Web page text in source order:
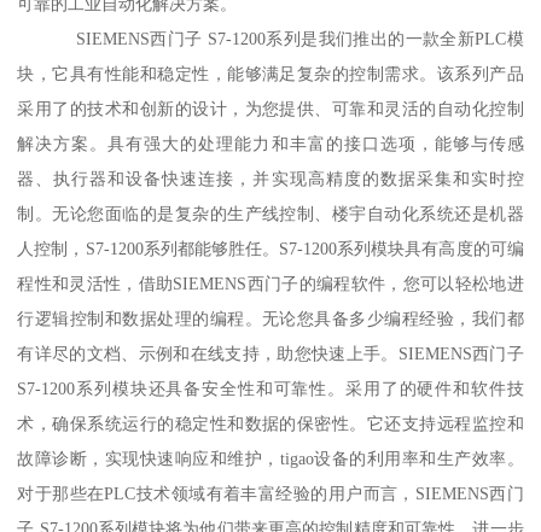
可靠的工业自动化解决方案。
SIEMENS西门子 S7-1200系列是我们推出的一款全新PLC模
块，它具有性能和稳定性，能够满足复杂的控制需求。该系列产品
采用了的技术和创新的设计，为您提供、可靠和灵活的自动化控制
解决方案。具有强大的处理能力和丰富的接口选项，能够与传感
器、执行器和设备快速连接，并实现高精度的数据采集和实时控
制。无论您面临的是复杂的生产线控制、楼宇自动化系统还是机器
人控制，S7-1200系列都能够胜任。S7-1200系列模块具有高度的可编
程性和灵活性，借助SIEMENS西门子的编程软件，您可以轻松地进
行逻辑控制和数据处理的编程。无论您具备多少编程经验，我们都
有详尽的文档、示例和在线支持，助您快速上手。SIEMENS西门子
S7-1200系列模块还具备安全性和可靠性。采用了的硬件和软件技
术，确保系统运行的稳定性和数据的保密性。它还支持远程监控和
故障诊断，实现快速响应和维护，tigao设备的利用率和生产效率。
对于那些在PLC技术领域有着丰富经验的用户而言，SIEMENS西门